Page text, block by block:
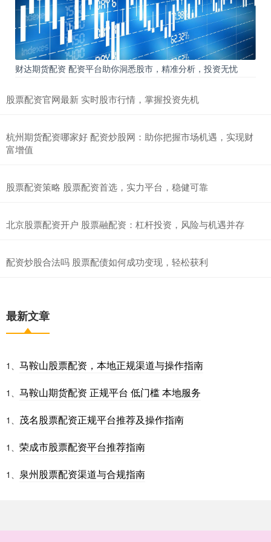
财达期货配资 配资平台助你洞悉股市，精准分析，投资无忧
股票配资官网最新 实时股市行情，掌握投资先机
杭州期货配资哪家好 配资炒股网：助你把握市场机遇，实现财
富增值
股票配资策略 股票配资首选，实力平台，稳健可靠
北京股票配资开户 股票融配资：杠杆投资，风险与机遇并存
配资炒股合法吗 股票配债如何成功变现，轻松获利
最新文章
1、 马鞍山股票配资，本地正规渠道与操作指南
1、 马鞍山期货配资 正规平台 低门槛 本地服务
1、 茂名股票配资正规平台推荐及操作指南
1、 荣成市股票配资平台推荐指南
1、 泉州股票配资渠道与合规指南